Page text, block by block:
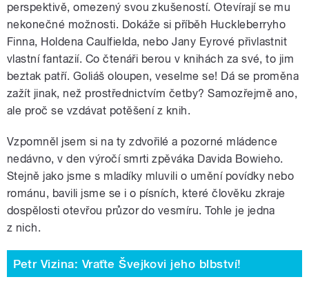
perspektivě, omezený svou zkušeností. Otevírají se mu
nekonečné možnosti. Dokáže si příběh Huckleberryho
Finna, Holdena Caulfielda, nebo Jany Eyrové přivlastnit
vlastní fantazií. Co čtenáři berou v knihách za své, to jim
beztak patří. Goliáš oloupen, veselme se! Dá se proměna
zažít jinak, než prostřednictvím četby? Samozřejmě ano,
ale proč se vzdávat potěšení z knih.
Vzpomněl jsem si na ty zdvořilé a pozorné mládence
nedávno, v den výročí smrti zpěváka Davida Bowieho.
Stejně jako jsme s mladíky mluvili o umění povídky nebo
románu, bavili jsme se i o písních, které člověku zkraje
dospělosti otevřou průzor do vesmíru. Tohle je jedna
z nich.
Petr Vizina: Vraťte Švejkovi jeho blbství!